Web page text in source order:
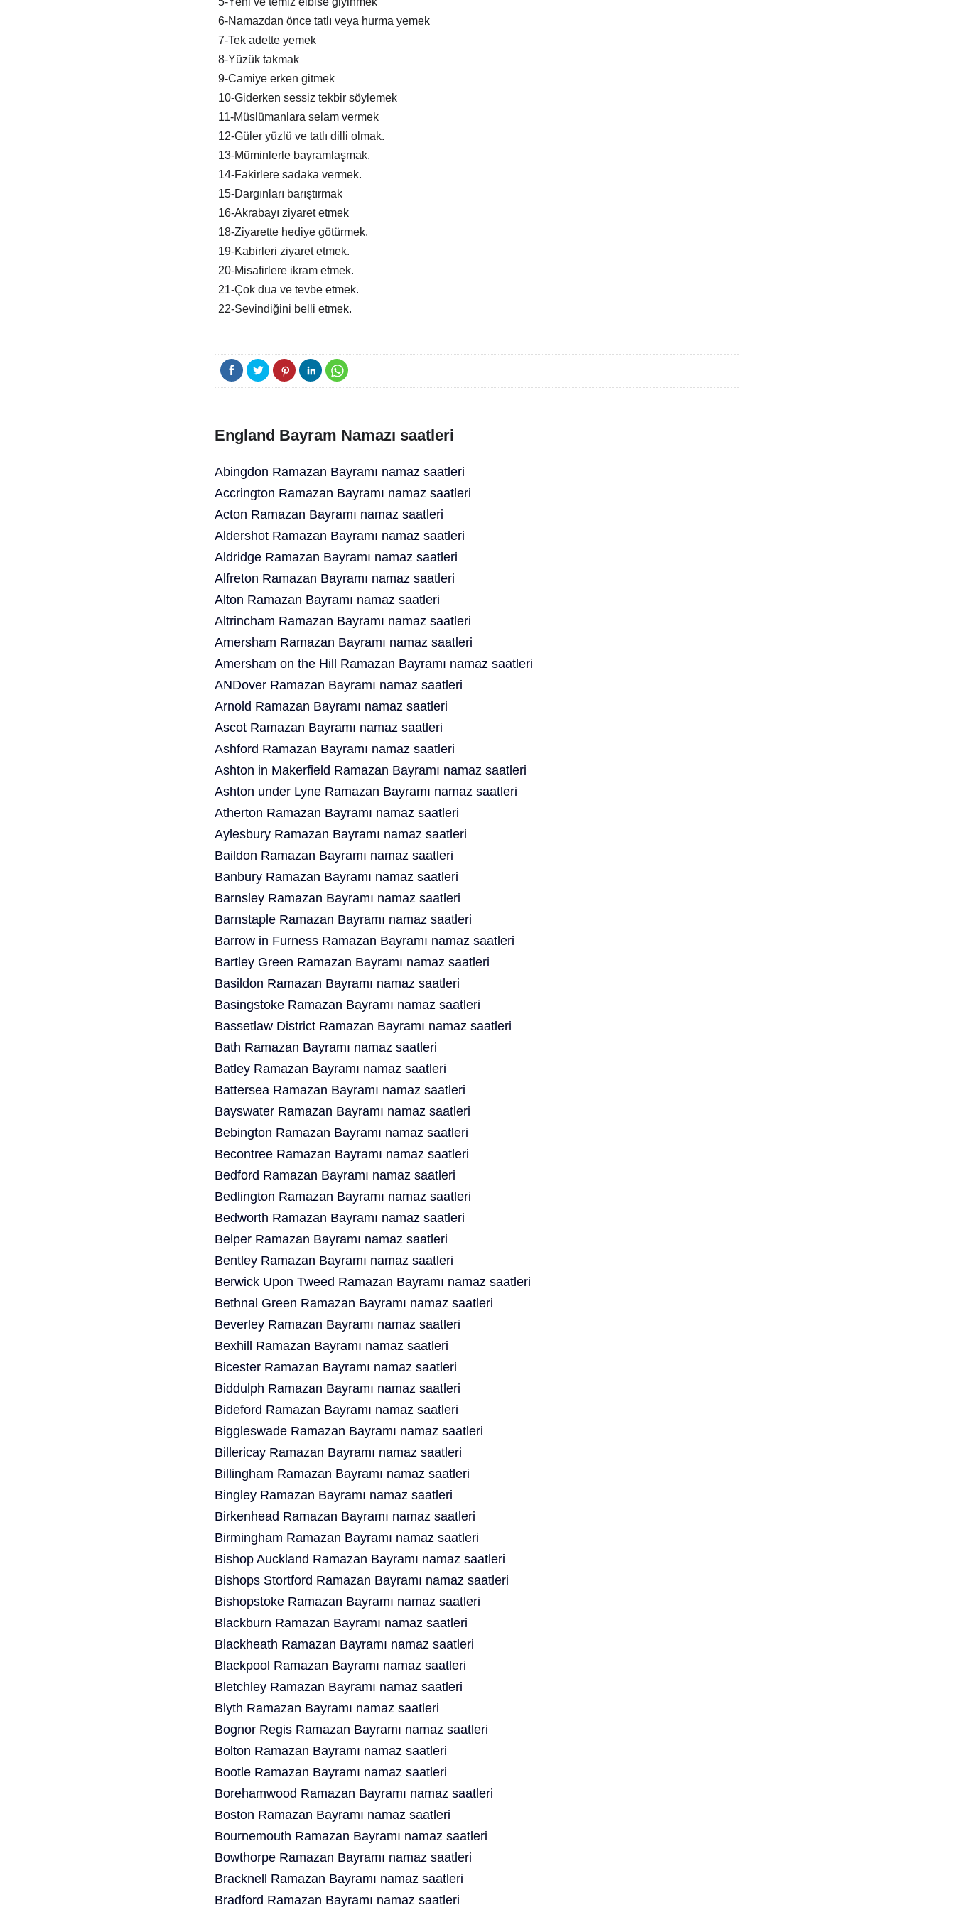
6-Namazdan önce tatlı veya hurma yemek
7-Tek adette yemek
8-Yüzük takmak
9-Camiye erken gitmek
10-Giderken sessiz tekbir söylemek
11-Müslümanlara selam vermek
12-Güler yüzlü ve tatlı dilli olmak.
13-Müminlerle bayramlaşmak.
14-Fakirlere sadaka vermek.
15-Dargınları barıştırmak
16-Akrabayı ziyaret etmek
18-Ziyarette hediye götürmek.
19-Kabirleri ziyaret etmek.
20-Misafirlere ikram etmek.
21-Çok dua ve tevbe etmek.
22-Sevindiğini belli etmek.
England Bayram Namazı saatleri
Abingdon Ramazan Bayramı namaz saatleri
Accrington Ramazan Bayramı namaz saatleri
Acton Ramazan Bayramı namaz saatleri
Aldershot Ramazan Bayramı namaz saatleri
Aldridge Ramazan Bayramı namaz saatleri
Alfreton Ramazan Bayramı namaz saatleri
Alton Ramazan Bayramı namaz saatleri
Altrincham Ramazan Bayramı namaz saatleri
Amersham Ramazan Bayramı namaz saatleri
Amersham on the Hill Ramazan Bayramı namaz saatleri
ANDover Ramazan Bayramı namaz saatleri
Arnold Ramazan Bayramı namaz saatleri
Ascot Ramazan Bayramı namaz saatleri
Ashford Ramazan Bayramı namaz saatleri
Ashton in Makerfield Ramazan Bayramı namaz saatleri
Ashton under Lyne Ramazan Bayramı namaz saatleri
Atherton Ramazan Bayramı namaz saatleri
Aylesbury Ramazan Bayramı namaz saatleri
Baildon Ramazan Bayramı namaz saatleri
Banbury Ramazan Bayramı namaz saatleri
Barnsley Ramazan Bayramı namaz saatleri
Barnstaple Ramazan Bayramı namaz saatleri
Barrow in Furness Ramazan Bayramı namaz saatleri
Bartley Green Ramazan Bayramı namaz saatleri
Basildon Ramazan Bayramı namaz saatleri
Basingstoke Ramazan Bayramı namaz saatleri
Bassetlaw District Ramazan Bayramı namaz saatleri
Bath Ramazan Bayramı namaz saatleri
Batley Ramazan Bayramı namaz saatleri
Battersea Ramazan Bayramı namaz saatleri
Bayswater Ramazan Bayramı namaz saatleri
Bebington Ramazan Bayramı namaz saatleri
Becontree Ramazan Bayramı namaz saatleri
Bedford Ramazan Bayramı namaz saatleri
Bedlington Ramazan Bayramı namaz saatleri
Bedworth Ramazan Bayramı namaz saatleri
Belper Ramazan Bayramı namaz saatleri
Bentley Ramazan Bayramı namaz saatleri
Berwick Upon Tweed Ramazan Bayramı namaz saatleri
Bethnal Green Ramazan Bayramı namaz saatleri
Beverley Ramazan Bayramı namaz saatleri
Bexhill Ramazan Bayramı namaz saatleri
Bicester Ramazan Bayramı namaz saatleri
Biddulph Ramazan Bayramı namaz saatleri
Bideford Ramazan Bayramı namaz saatleri
Biggleswade Ramazan Bayramı namaz saatleri
Billericay Ramazan Bayramı namaz saatleri
Billingham Ramazan Bayramı namaz saatleri
Bingley Ramazan Bayramı namaz saatleri
Birkenhead Ramazan Bayramı namaz saatleri
Birmingham Ramazan Bayramı namaz saatleri
Bishop Auckland Ramazan Bayramı namaz saatleri
Bishops Stortford Ramazan Bayramı namaz saatleri
Bishopstoke Ramazan Bayramı namaz saatleri
Blackburn Ramazan Bayramı namaz saatleri
Blackheath Ramazan Bayramı namaz saatleri
Blackpool Ramazan Bayramı namaz saatleri
Bletchley Ramazan Bayramı namaz saatleri
Blyth Ramazan Bayramı namaz saatleri
Bognor Regis Ramazan Bayramı namaz saatleri
Bolton Ramazan Bayramı namaz saatleri
Bootle Ramazan Bayramı namaz saatleri
Borehamwood Ramazan Bayramı namaz saatleri
Boston Ramazan Bayramı namaz saatleri
Bournemouth Ramazan Bayramı namaz saatleri
Bowthorpe Ramazan Bayramı namaz saatleri
Bracknell Ramazan Bayramı namaz saatleri
Bradford Ramazan Bayramı namaz saatleri